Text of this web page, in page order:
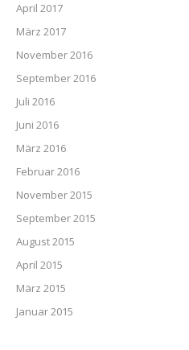
April 2017
März 2017
November 2016
September 2016
Juli 2016
Juni 2016
März 2016
Februar 2016
November 2015
September 2015
August 2015
April 2015
März 2015
Januar 2015